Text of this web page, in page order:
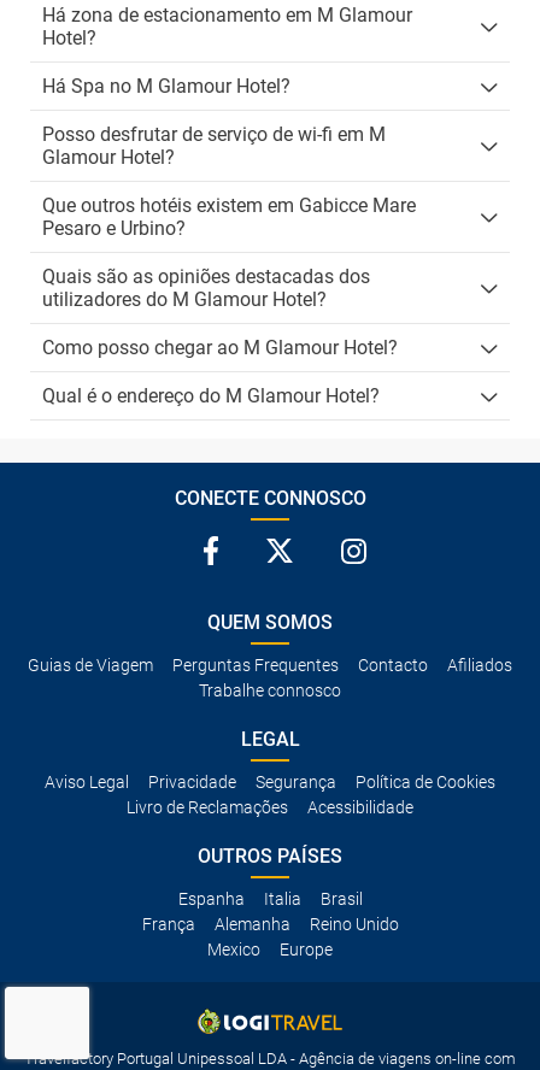
Há zona de estacionamento em M Glamour
Hotel?
Há Spa no M Glamour Hotel?
Posso desfrutar de serviço de wi-fi em M
Glamour Hotel?
Que outros hotéis existem em Gabicce Mare
Pesaro e Urbino?
Quais são as opiniões destacadas dos
utilizadores do M Glamour Hotel?
Como posso chegar ao M Glamour Hotel?
Qual é o endereço do M Glamour Hotel?
CONECTE CONNOSCO
QUEM SOMOS
Guias de Viagem Perguntas Frequentes Contacto
Afiliados
Trabalhe connosco
LEGAL
Aviso Legal Privacidade Segurança
Política de Cookies
Livro de Reclamações
Acessibilidade
OUTROS PAÍSES
Espanha Italia
Brasil
França
Alemanha
Reino Unido
Mexico
Europe
Travelfactory Portugal Unipessoal LDA - Agência de viagens on-line com